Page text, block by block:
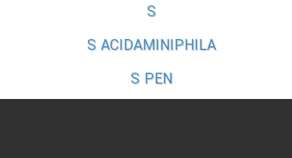
S
S ACIDAMINIPHILA
S PEN